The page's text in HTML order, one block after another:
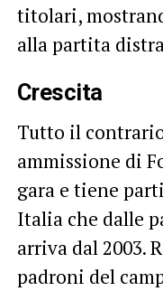
titolari,
alla partita
Crescita
Tutto il
ammissione di
gara e tiene
Italia che dalle
arriva dal 2003.
padroni del